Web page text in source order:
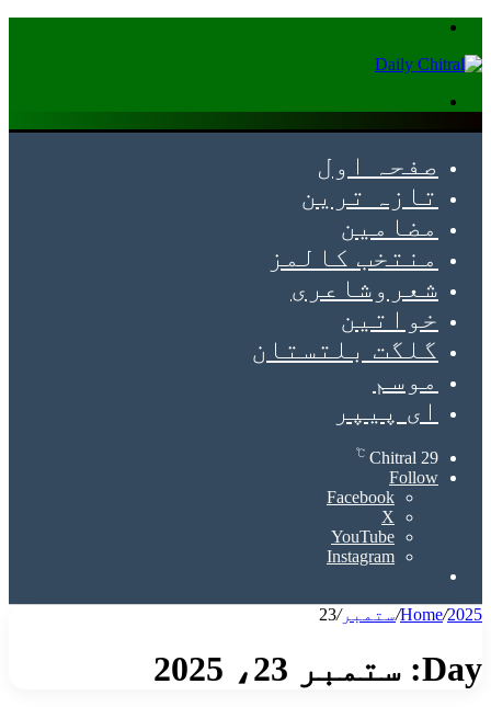
صفحہ اول
تازہ ترین
مضامین
منتخب کالمز
شعروشاعری
خواتین
گلگت بلتستان
موسم
ای پیپر
Chitral 29
℃
Follow
Facebook
X
YouTube
Instagram
Home/2025
/ستمبر/
23
Day: ستمبر 23، 2025